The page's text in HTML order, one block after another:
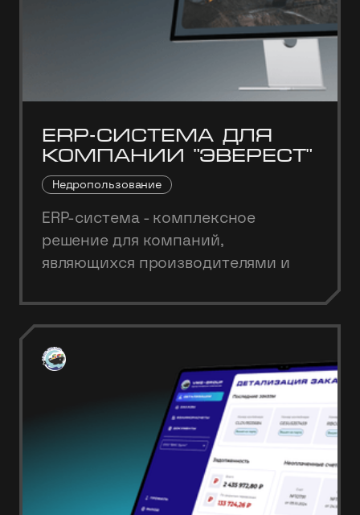
ERP-система для
компании "Эверест"
Недропользование
ERP-система - комплексное
решение для компаний,
являющихся производителями и
материалов.